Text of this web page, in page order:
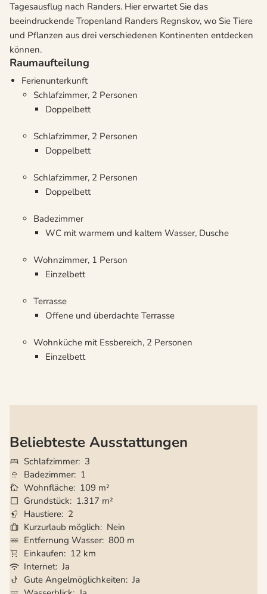
Tagesausflug nach Randers. Hier erwartet Sie das
beeindruckende Tropenland Randers Regnskov, wo Sie Tiere
und Pflanzen aus drei verschiedenen Kontinenten entdecken
können.
Raumaufteilung
Ferienunterkunft
Schlafzimmer, 2 Personen
Doppelbett
Schlafzimmer, 2 Personen
Doppelbett
Schlafzimmer, 2 Personen
Doppelbett
Badezimmer
WC mit warmem und kaltem Wasser, Dusche
Wohnzimmer, 1 Person
Einzelbett
Terrasse
Offene und überdachte Terrasse
Wohnküche mit Essbereich, 2 Personen
Einzelbett
Beliebteste Ausstattungen
Schlafzimmer 3
Badezimmer 1
Wohnfläche 109 m²
Grundstück
1.317 m²
Haustiere 2
Kurzurlaub möglich
Nein
Entfernung Wasser 800 m
Einkaufen
12 km
Internet Ja
Gute Angelmöglichkeiten Ja